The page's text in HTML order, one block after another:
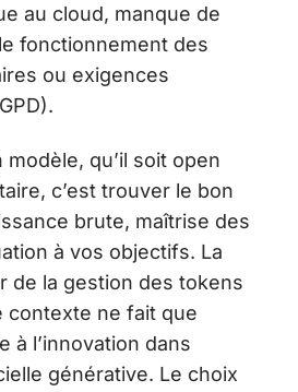
au cloud, manque de
fonctionnement des
ou exigences
qu’il soit open
c’est trouver le bon
brute, maîtrise des
à vos objectifs. La
de la gestion des tokens
contexte ne fait que
à l’innovation dans
générative. Le choix